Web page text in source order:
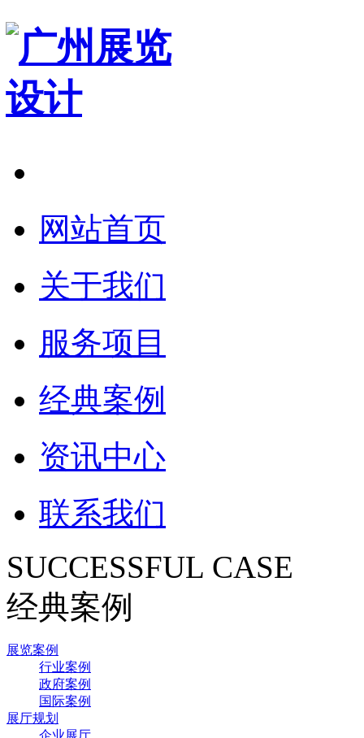
网站首页
关于我们
服务项目
经典案例
资讯中心
联系我们
SUCCESSFUL CASE
经典案例
展览案例
行业案例
政府案例
国际案例
展厅规划
企业展厅